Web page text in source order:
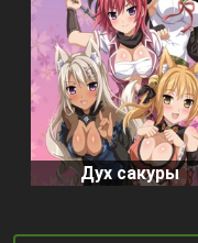
Дух сакуры